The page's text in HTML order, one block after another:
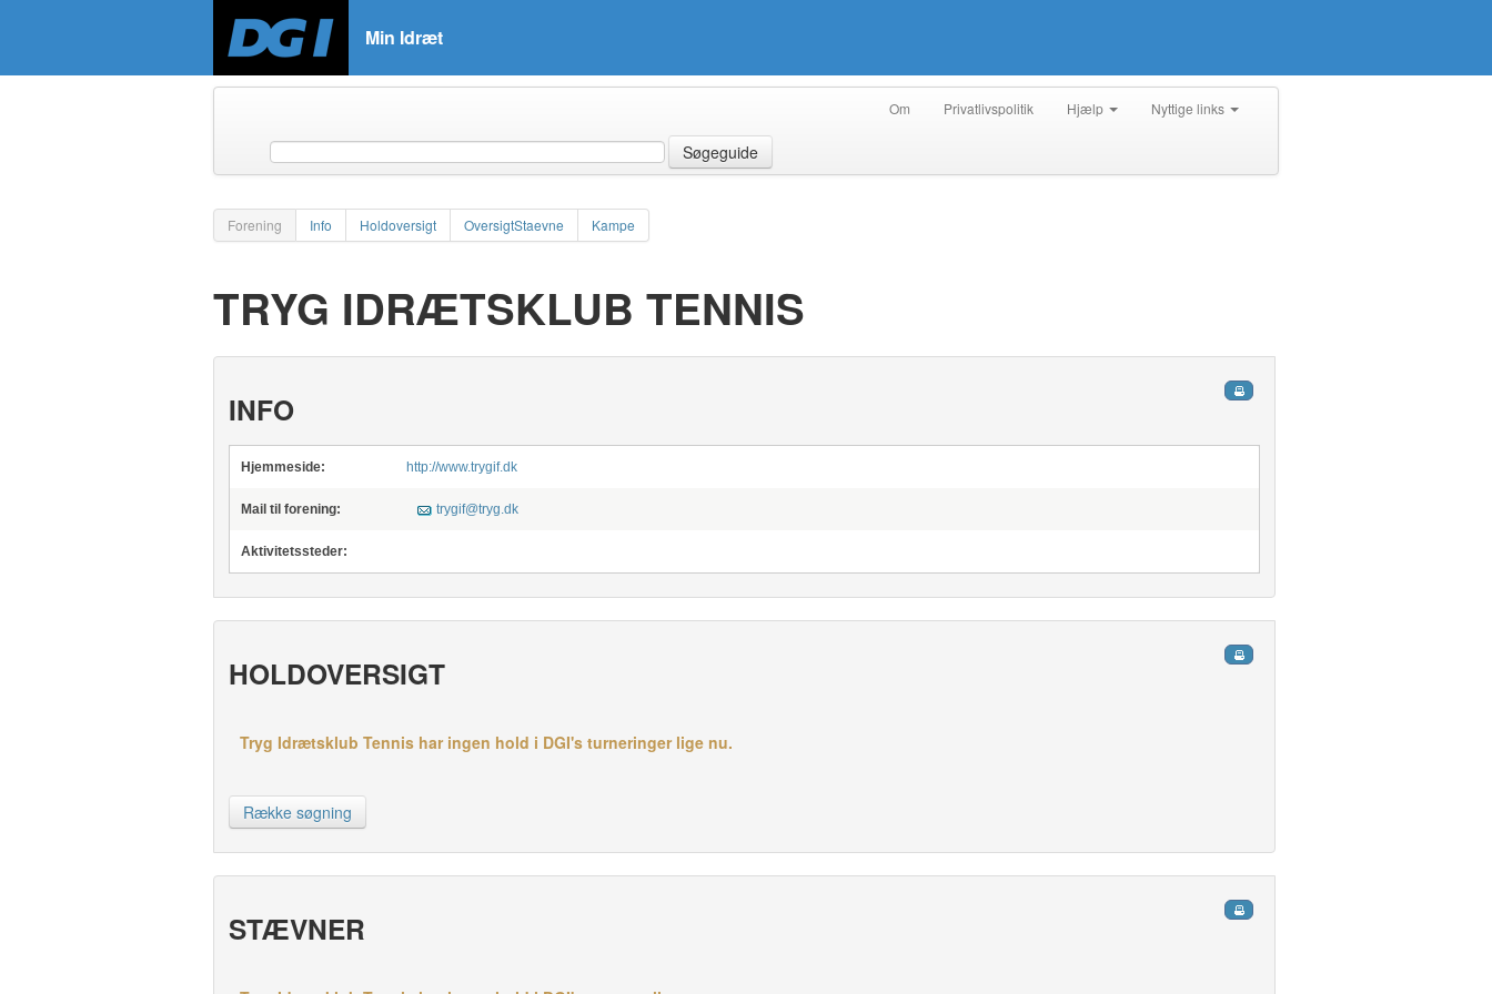
Min Idræt
Om Privatlivspolitik Hjælp Nyttige links
Søgeguide
Forening Info Holdoversigt OversigtStaevne Kampe
TRYG IDRÆTSKLUB TENNIS
INFO
Hjemmeside: http://www.trygif.dk
Mail til forening: trygif@tryg.dk
Aktivitetssteder:
HOLDOVERSIGT
Tryg Idrætsklub Tennis har ingen hold i DGI's turneringer lige nu.
Række søgning
STÆVNER